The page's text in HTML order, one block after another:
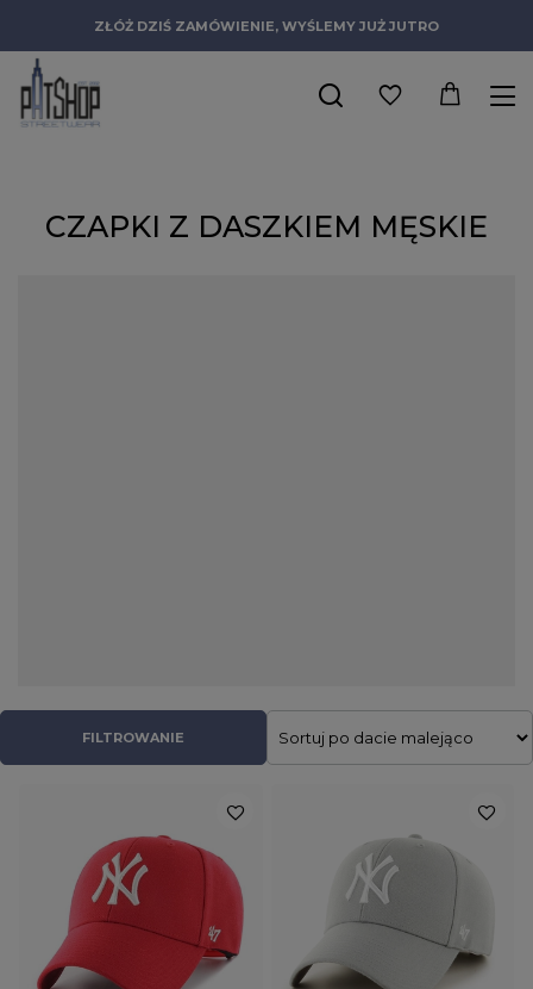
ZŁÓŻ DZIŚ ZAMÓWIENIE, WYŚLEMY JUŻ JUTRO
CZAPKI Z DASZKIEM MĘSKIE
FILTROWANIE